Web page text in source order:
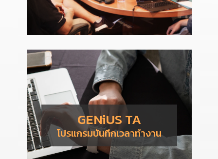
GENiUS TA
โปรแกรมบันทึกเวลาทำงาน